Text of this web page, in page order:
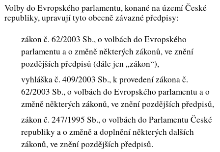
Volby do Evropského parlamentu, konané na území České
republiky, upravují tyto obecně závazné předpisy:
zákon č. 62/2003 Sb., o volbách do Evropského
parlamentu a o změně některých zákonů, ve znění
pozdějších předpisů (dále jen „zákon“),
vyhláška č. 409/2003 Sb., k provedení zákona č.
62/2003 Sb., o volbách do Evropského parlamentu a o
změně některých zákonů, ve znění pozdějších předpisů,
zákon č. 247/1995 Sb., o volbách do Parlamentu České
republiky a o změně a doplnění některých dalších
zákonů, ve znění pozdějších předpisů.